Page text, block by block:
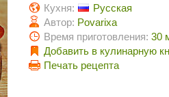
Кухня:
Русская
Автор: Povarixa
Время приготовления: 30
Добавить в кулинарную
Печать рецепта